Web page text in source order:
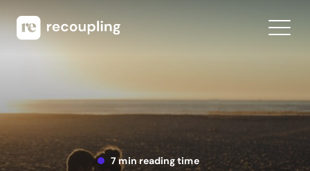
7 min reading time